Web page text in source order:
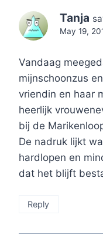
Tanja
May 19,
Vandaag
mijnschoonzus
vriendin en haar
heerlijk
bij de
De nadruk lijkt
hardlopen en
dat het blijft
Reply